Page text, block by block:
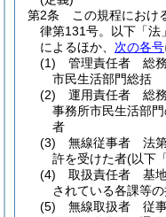
第2条
この規程におけ
律第131号。以下「法
によるほか、 次の各号
(1)
管理責任者 総務
市民生活部門総括
(2)
運用責任者 総務
事務所市民生活部
者
(3)
無線従事者 法
許を受けた者(以下
(4)
取扱責任者 基
されている各課等の
(5)
無線取扱者 従事